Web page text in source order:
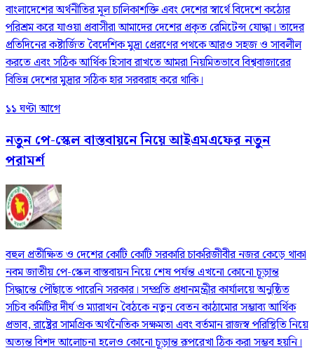
বাংলাদেশের অর্থনীতির মূল চালিকাশক্তি এবং দেশের স্বার্থে বিদেশে কঠোর
পরিশ্রম করে যাওয়া প্রবাসীরা আমাদের দেশের প্রকৃত রেমিটেন্স যোদ্ধা। তাদের
প্রতিদিনের কষ্টার্জিত বৈদেশিক মুদ্রা প্রেরণের পথকে আরও সহজ ও সাবলীল
করতে এবং সঠিক আর্থিক হিসাব রাখতে আমরা নিয়মিতভাবে বিশ্ববাজারের
বিভিন্ন দেশের মুদ্রার সঠিক হার সরবরাহ করে থাকি।
১১ ঘণ্টা আগে
নতুন পে-স্কেল বাস্তবায়নে নিয়ে আইএমএফের নতুন
পরামর্শ
বহুল প্রতীক্ষিত ও দেশের কোটি কোটি সরকারি চাকরিজীবীর নজর কেড়ে থাকা
নবম জাতীয় পে-স্কেল বাস্তবায়ন নিয়ে শেষ পর্যন্ত এখনো কোনো চূড়ান্ত
সিদ্ধান্তে পৌঁছাতে পারেনি সরকার। সম্প্রতি প্রধানমন্ত্রীর কার্যালয়ে অনুষ্ঠিত
সচিব কমিটির দীর্ঘ ও ম্যারাথন বৈঠকে নতুন বেতন কাঠামোর সম্ভাব্য আর্থিক
প্রভাব, রাষ্ট্রের সামগ্রিক অর্থনৈতিক সক্ষমতা এবং বর্তমান রাজস্ব পরিস্থিতি নিয়ে
অত্যন্ত বিশদ আলোচনা হলেও কোনো চূড়ান্ত রূপরেখা ঠিক করা সম্ভব হয়নি।